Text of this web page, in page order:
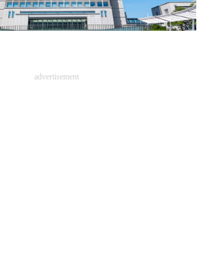
advertisement